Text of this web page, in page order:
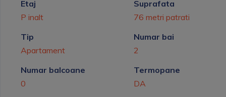
Etaj
P inalt
Suprafata
76 metri patrati
Tip
Apartament
Numar bai
2
Numar balcoane
0
Termopane
DA